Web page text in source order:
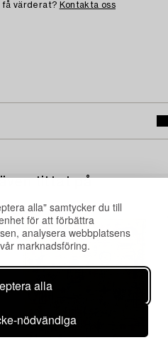
alla" samtycker du till
för att förbättra
analysera webbplatsens
marknadsföring.
alla
nödvändiga
få värderat? Kontakta oss
tittat på